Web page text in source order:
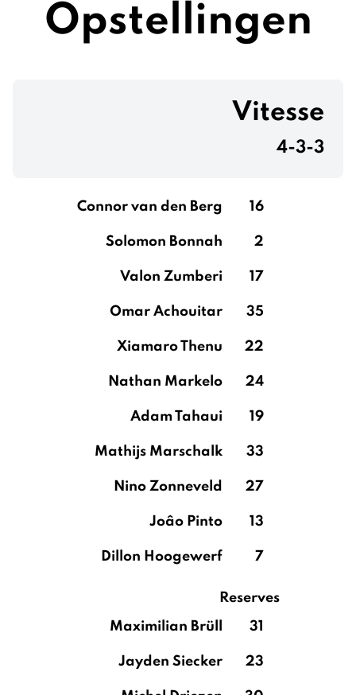
Opstellingen
Vitesse
4-3-3
Connor van den Berg 16
Solomon Bonnah 2
Valon Zumberi 17
Omar Achouitar 35
Xiamaro Thenu 22
Nathan Markelo 24
Adam Tahaui 19
Mathijs Marschalk 33
Nino Zonneveld 27
Joâo Pinto 13
Dillon Hoogewerf 7
Reserves
Maximilian Brüll
31
Jayden Siecker 23